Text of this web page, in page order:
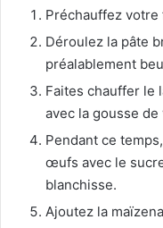
Préchauffez votre
Déroulez la pâte
préalablement
Faites chauffer le
avec la gousse
Pendant ce
œufs avec le
blanchisse.
Ajoutez la